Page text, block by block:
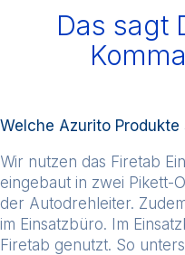
Das sagt
Welche Azurito Produkte
Wir nutzen das Firetab
eingebaut in zwei Pikett-
der Autodrehleiter.
im Einsatzbüro. Im
Firetab genutzt. So